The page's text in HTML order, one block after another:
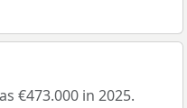
€473.000 in 2025.